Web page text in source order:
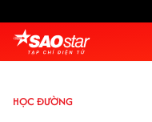
HỌC ĐƯỜNG